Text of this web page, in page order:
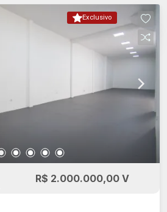
Exclusivo
R$ 2.000.000,00 V